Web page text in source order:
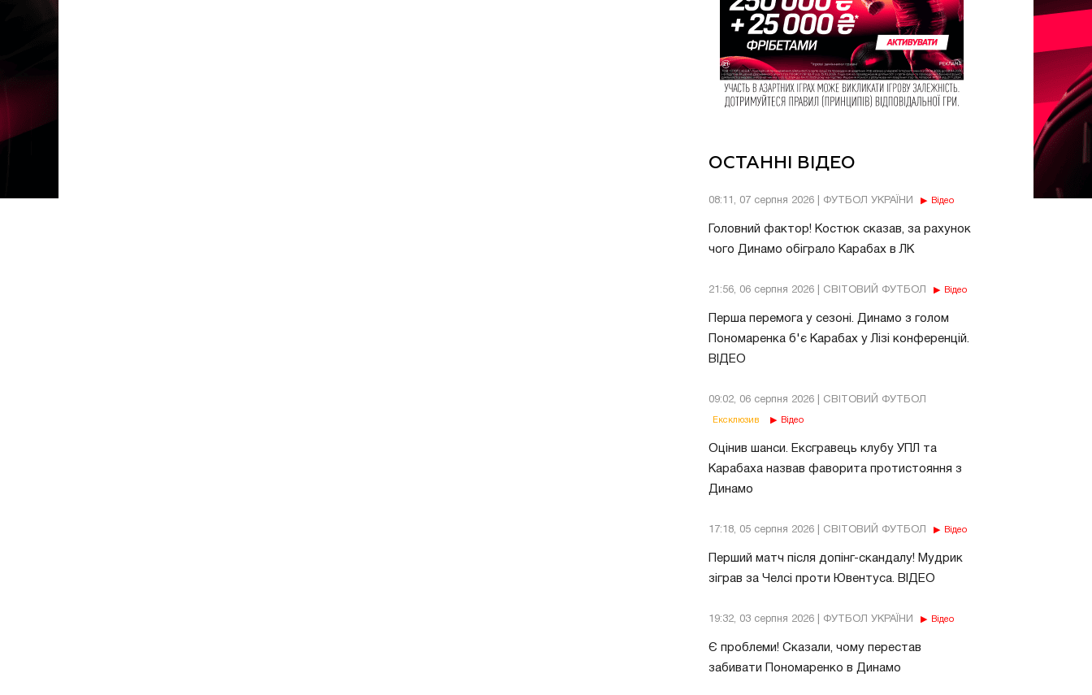
ОСТАННІ ВІДЕО
08:11, 07 серпня 2026 | ФУТБОЛ УКРАЇНИ Відео
Головний фактор! Костюк сказав, за рахунок
чого Динамо обіграло Карабах в ЛК
21:56, 06 серпня 2026 | СВІТОВИЙ ФУТБОЛ Відео
Перша перемога у сезоні. Динамо з голом
Пономаренка б'є Карабах у Лізі конференцій.
ВІДЕО
09:02, 06 серпня 2026 | СВІТОВИЙ ФУТБОЛ
Ексклюзив Відео
Оцінив шанси. Ексгравець клубу УПЛ та
Карабаха назвав фаворита протистояння з
Динамо
17:18, 05 серпня 2026 | СВІТОВИЙ ФУТБОЛ Відео
Перший матч після допінг-скандалу! Мудрик
зіграв за Челсі проти Ювентуса. ВІДЕО
19:32, 03 серпня 2026 | ФУТБОЛ УКРАЇНИ Відео
Є проблеми! Сказали, чому перестав
забивати Пономаренко в Динамо